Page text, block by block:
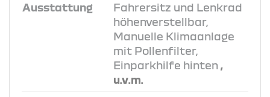
Ausstattung
Fahrersitz und Lenkrad
höhenverstellbar,
Manuelle Klimaanlage
mit Pollenfilter,
Einparkhilfe hinten ,
u.v.m.